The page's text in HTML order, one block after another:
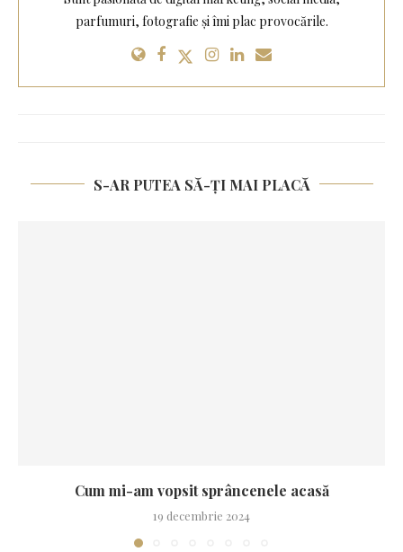
parfumuri, fotografie și îmi plac provocările.
S-AR PUTEA SĂ-ȚI MAI PLACĂ
Cum mi-am vopsit sprâncenele acasă
19 decembrie 2024